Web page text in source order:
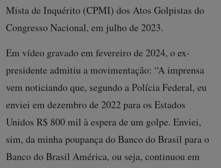
Mista de Inquérito (CPMI) dos Atos Golpistas do
Congresso Nacional, em julho de 2023.
Em vídeo gravado em fevereiro de 2024, o ex-
presidente admitiu a movimentação: “A imprensa
vem noticiando que, segundo a Polícia Federal, eu
enviei em dezembro de 2022 para os Estados
Unidos R$ 800 mil à espera de um golpe. Enviei,
sim, da minha poupança do Banco do Brasil para o
Banco do Brasil América, ou seja, continuou em